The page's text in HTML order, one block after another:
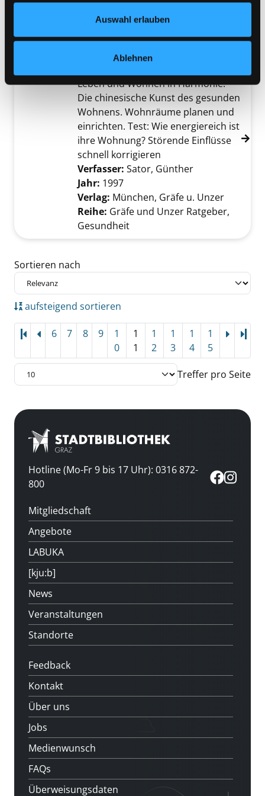
Auswahl erlauben
Ablehnen
Reihe:Rororo Sachbuch; 60813
Exemplar-Details von Feng Shui anzeigen
Mediengruppe:
Feng Shui
Leben und Wohnen in Harmonie.
Die chinesische Kunst des gesunden
Wohnens. Wohnräume planen und
einrichten. Test: Wie energiereich ist
ihre Wohnung? Störende Einflüsse
schnell korrigieren
Verfasser: Sator, Günther
Jahr: 1997
Verlag: München, Gräfe u. Unzer
Reihe: Gräfe und Unzer Ratgeber,
Gesundheit
Zu den Suchfiltern springen
Sortieren nach
aufsteigend sortieren
6 7 8 9
1
0
1
1
1
2
1
3
1
4
1
5
Treffer pro Seite
Hotline (Mo-Fr 9 bis 17 Uhr): 0316 872-
800
Mitgliedschaft
Angebote
LABUKA
[kju:b]
News
Veranstaltungen
Standorte
Feedback
Kontakt
Über uns
Jobs
Medienwunsch
FAQs
Überweisungsdaten